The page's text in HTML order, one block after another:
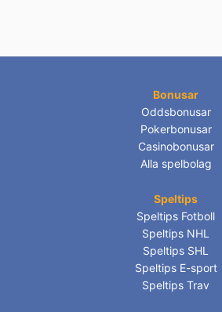
Bonusar
Oddsbonusar
Pokerbonusar
Casinobonusar
Alla spelbolag
Speltips
Speltips Fotboll
Speltips NHL
Speltips SHL
Speltips E-sport
Speltips Trav